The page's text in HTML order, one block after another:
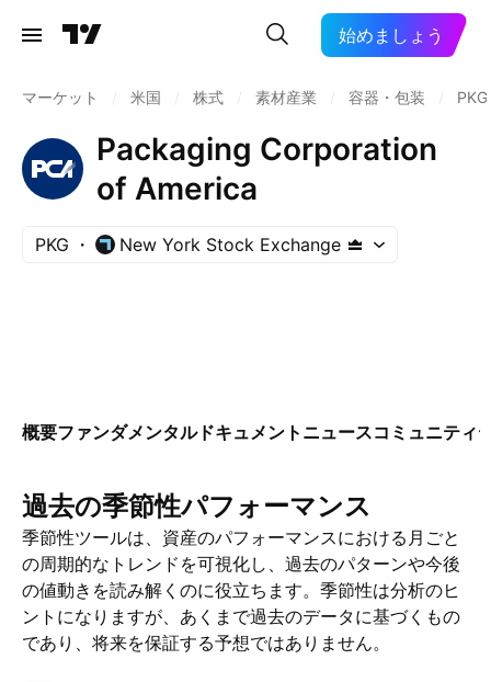
始めましょう
マーケット 米国 株式 素材産業 容器・包装 PKG
Packaging Corporation
of America
PKG New York Stock Exchange
概要ファンダメンタルドキュメント ニュースコミュニティ
過去の季節性パフォーマンス
季節性ツールは、資産のパフォーマンスにおける月ごと
の周期的なトレンドを可視化し、過去のパターンや今後
の値動きを読み解くのに役立ちます。季節性は分析のヒ
ントになりますが、あくまで過去のデータに基づくもの
であり、将来を保証する予想ではありません。